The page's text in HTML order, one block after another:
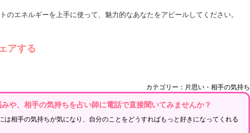
のエネルギーを上手に使って、魅力的なあなたをアピールしてください。
アする
カテゴリー：片思い・相手の気持ち
みや、相手の気持ちを占い師に電話で直接聞いてみませんか？
は相手の気持ちが気になり、自分のことをどうすればもっと好きになってくれる